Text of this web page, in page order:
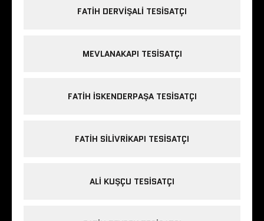
FATIH DERVIŞALI TESISATÇI
MEVLANAKAPI TESISATÇI
FATIH ISKENDERPAŞA TESISATÇI
FATIH SILIVRIKAPI TESISATÇI
ALI KUŞÇU TESISATÇI